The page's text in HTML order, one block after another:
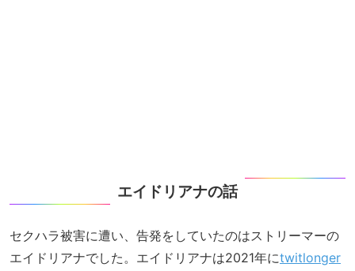
エイドリアナの話
セクハラ被害に遭い、告発をしていたのはストリーマーの
エイドリアナでした。エイドリアナは2021年にtwitlonger